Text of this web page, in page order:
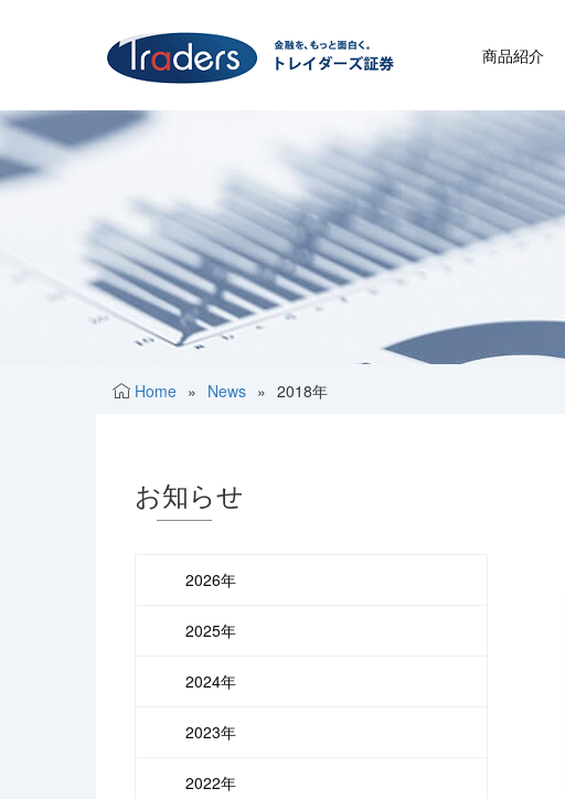
商品紹介
Home » News » 2018年
お知らせ
2026年
2025年
2024年
2023年
2022年